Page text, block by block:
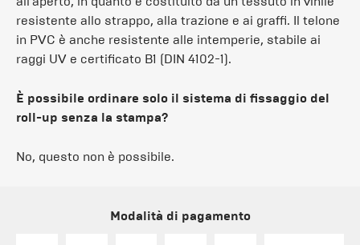
resistente allo strappo, alla trazione e ai graffi. Il telone
in PVC è anche resistente alle intemperie, stabile ai
raggi UV e certificato B1 (DIN 4102-1).
È possibile ordinare solo il sistema di fissaggio del
roll-up senza la stampa?
No, questo non è possibile.
Modalità di pagamento